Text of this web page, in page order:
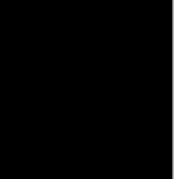
Inglés):
Lines